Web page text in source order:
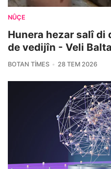
NÛÇE
Hunera hezar salî di
de vedijîn - Veli
BOTAN TIMES 28 TEM 2026